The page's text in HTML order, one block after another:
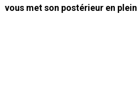
vous met son postérieur en